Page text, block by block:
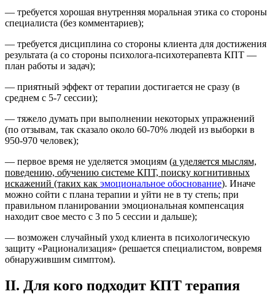
— требуется хорошая внутренняя моральная этика со стороны
специалиста (без комментариев);
— требуется дисциплина со стороны клиента для достижения
результата (а со стороны психолога-психотерапевта КПТ —
план работы и задач);
— приятный эффект от терапии достигается не сразу (в
среднем с 5-7 сессии);
— тяжело думать при выполнении некоторых упражнений
(по отзывам, так сказало около 60-70% людей из выборки в
950-970 человек);
— первое время не уделяется эмоциям (а уделяется мыслям,
поведению, обучению системе КПТ, поиску когнитивных
искажений (таких как эмоциональное обоснование). Иначе
можно сойти с плана терапии и уйти не в ту степь; при
правильном планировании эмоциональная компенсация
находит свое место с 3 по 5 сессии и дальше);
— возможен случайный уход клиента в психологическую
защиту «Рационализация» (решается специалистом, вовремя
обнаружившим симптом).
II. Для кого подходит КПТ терапия